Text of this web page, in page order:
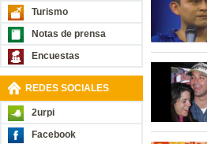
Turismo
Notas de prensa
Encuestas
REDES SOCIALES
2urpi
Facebook